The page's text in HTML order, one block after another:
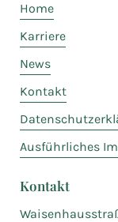
Home
Karriere
News
Kontakt
Ausführliches
Kontakt